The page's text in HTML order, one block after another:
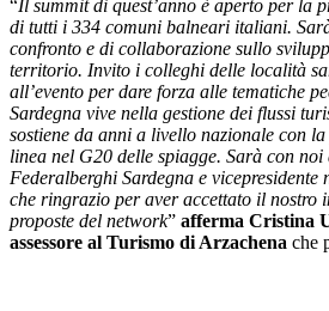
“Il summit di quest’anno è aperto per la
di tutti i 334 comuni balneari italiani.
confronto e di collaborazione sullo
territorio. Invito i colleghi delle località
all’evento per dare forza alle tematiche
Sardegna vive nella gestione dei flussi
sostiene da anni a livello nazionale con
linea nel G20 delle spiagge. Sarà con
Federalberghi Sardegna e vicepresidente
che ringrazio per aver accettato il nostro
proposte del network” afferma Cristina
assessore al Turismo di Arzachena che